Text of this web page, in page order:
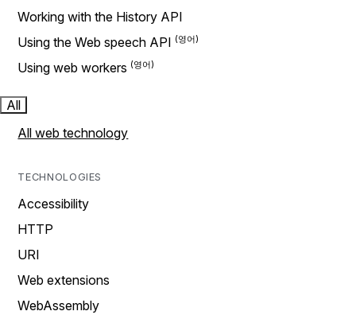
Working with the History API
Using the Web speech API
Using web workers
All
All web technology
TECHNOLOGIES
Accessibility
HTTP
URI
Web extensions
WebAssembly